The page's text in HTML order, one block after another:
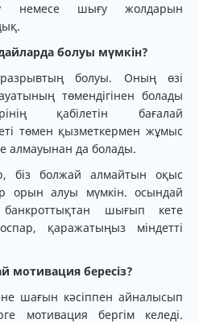
немесе шығу жолдарын
болуы мүмкін?
разрывтың болуы. Оның өзі
төмендігінен болады
қабілетін бағалай
төмен қызметкермен жұмыс
алмауынан да болады.
біз болжай алмайтын оқыс
орын алуы мүмкін. осындай
банкроттықтан шығып кете
қаражатыңыз міндетті
мотивация бересіз?
шағын кәсіппен айналысып
мотивация бергім келеді.